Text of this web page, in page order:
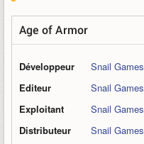
Age of Armor
Développeur
Snail Games
Editeur
Snail Games
Exploitant
Snail Games
Distributeur
Snail Games